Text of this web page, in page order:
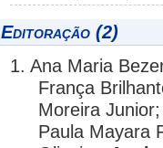
Editoração (2)
1. Ana Maria
França
Moreira
Paula Mayara